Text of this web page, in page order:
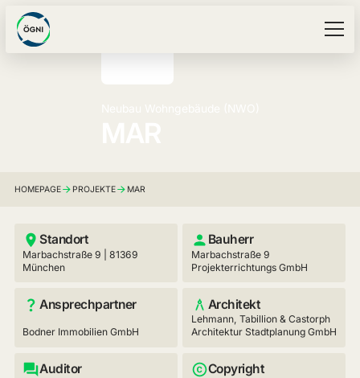
HOMEPAGE PROJEKTE MAR
Standort
Marbachstraße 9 | 81369
München
Bauherr
Marbachstraße 9
Projekterrichtungs GmbH
Ansprechpartner
Bodner Immobilien GmbH
Architekt
Lehmann, Tabillion & Castorph
Architektur Stadtplanung GmbH
Auditor Copyright